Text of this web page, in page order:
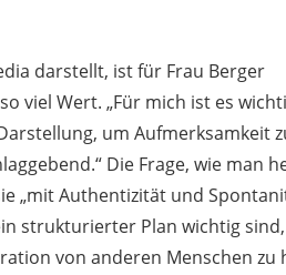
darstellt, ist für Frau Berger
viel Wert. „Für mich ist es
um Aufmerksamkeit
Die Frage, wie man
„mit Authentizität und
strukturierter Plan wichtig
von anderen Menschen zu